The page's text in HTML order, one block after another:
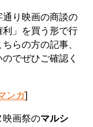
り映画の商談の
」を買う形で行
らの方の記事、
でぜひご確認く
ンガ]
映画祭のマルシ